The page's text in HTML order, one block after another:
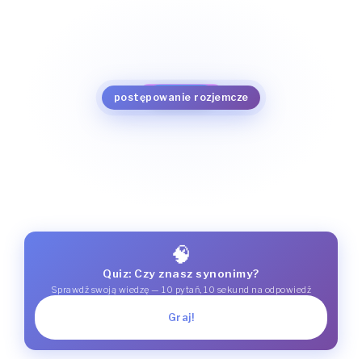
postępowanie rozjemcze
arbitraż
rozsądzanie
sąd polubowny
sędziowanie
🧠
Quiz: Czy znasz synonimy?
Sprawdź swoją wiedzę — 10 pytań, 10 sekund na odpowiedź
Graj!